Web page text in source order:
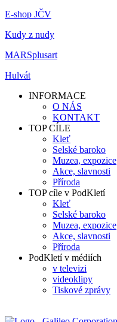
E-shop JČV
Kudy z nudy
MARSplusart
Hulvát
INFORMACE
O NÁS
KONTAKT
TOP CÍLE
Kleť
Selské baroko
Muzea, expozice
Akce, slavnosti
Příroda
TOP cíle v PodKletí
Kleť
Selské baroko
Muzea, expozice
Akce, slavnosti
Příroda
PodKletí v médiích
v televizi
videoklipy
Tiskové zprávy